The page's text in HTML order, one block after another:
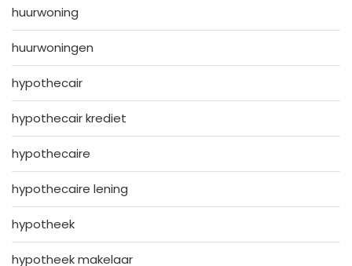
huurwoning
huurwoningen
hypothecair
hypothecair krediet
hypothecaire
hypothecaire lening
hypotheek
hypotheek makelaar